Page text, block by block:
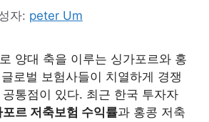
자: peter Um
양대 축을 이루는 싱가포르와 홍
로벌 보험사들이 치열하게 경쟁
통점이 있다. 최근 한국 투자자
포르 저축보험 수익률과 홍콩 저축